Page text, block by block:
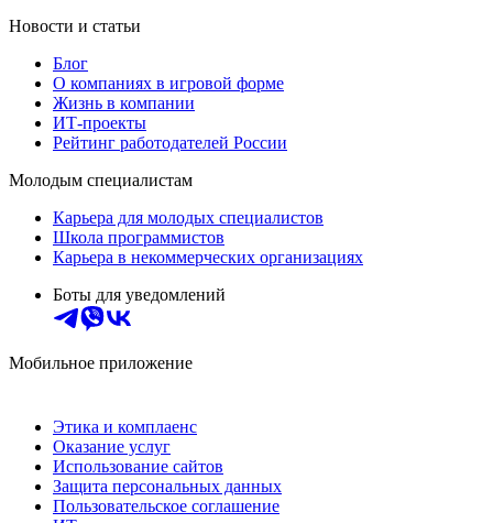
Новости и статьи
Блог
О компаниях в игровой форме
Жизнь в компании
ИТ-проекты
Рейтинг работодателей России
Молодым специалистам
Карьера для молодых специалистов
Школа программистов
Карьера в некоммерческих организациях
Боты для уведомлений
Мобильное приложение
Этика и комплаенс
Оказание услуг
Использование сайтов
Защита персональных данных
Пользовательское соглашение